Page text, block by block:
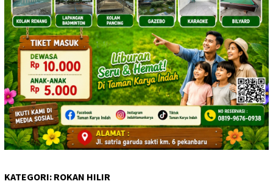
KATEGORI: ROKAN HILIR